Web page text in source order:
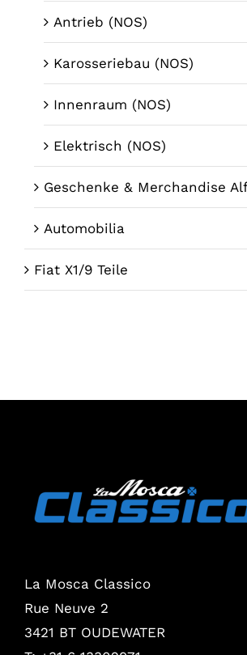
Antrieb (NOS)
Karosseriebau (NOS)
Innenraum (NOS)
Elektrisch (NOS)
Geschenke & Merchandise
Automobilia
Fiat X1/9 Teile
La Mosca Classico
Rue Neuve 2
3421 BT OUDEWATER